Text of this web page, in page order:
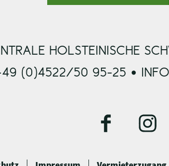
HOLSTEINISCHE
(0)4522/50 95-25 •
F
c
I